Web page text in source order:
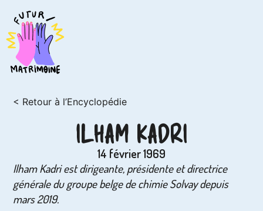
< Retour à l’Encyclopédie
ILHAM KADRI
14 février 1969
Ilham Kadri est dirigeante, présidente et directrice
générale du groupe belge de chimie Solvay depuis
mars 2019.